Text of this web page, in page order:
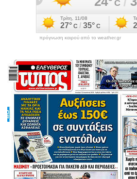
πρόγνωση καιρού από το weather.gr